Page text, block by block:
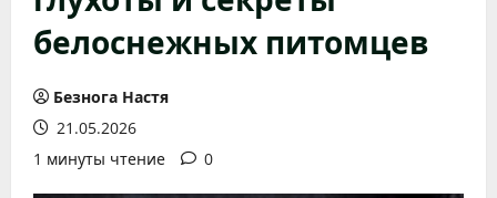
белоснежных питомцев
Безнога Настя
21.05.2026
1 минуты чтение
0